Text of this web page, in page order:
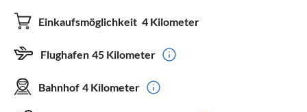
Einkaufsmöglichkeit 4 Kilometer
Flughafen 45 Kilometer
Bahnhof 4 Kilometer